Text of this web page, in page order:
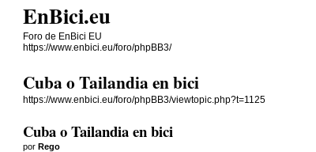
EnBici.eu
Foro de EnBici EU
https://www.enbici.eu/foro/phpBB3/
Cuba o Tailandia en bici
https://www.enbici.eu/foro/phpBB3/viewtopic.php?t=1125
Cuba o Tailandia en bici
porRego